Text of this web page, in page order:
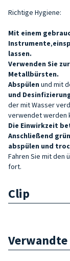
Richtige Hygiene:
Mit einem
Instrumente,
lassen.
Verwenden Sie
Metallbürsten.
Abspülen und mit
und
der mit Wasser
verwendet werden
Die Einwirkzeit
Anschließend
abspülen und
Fahren Sie mit den
fort.
Clip